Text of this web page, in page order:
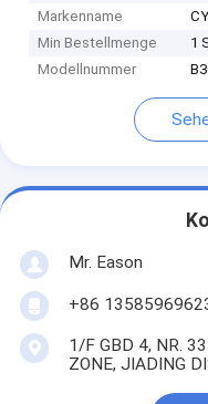
Markenname
Min Bestellmenge
1
Modellnummer
Mr. Eason
+86
1/F GBD 4, NR.
ZONE, JIADING